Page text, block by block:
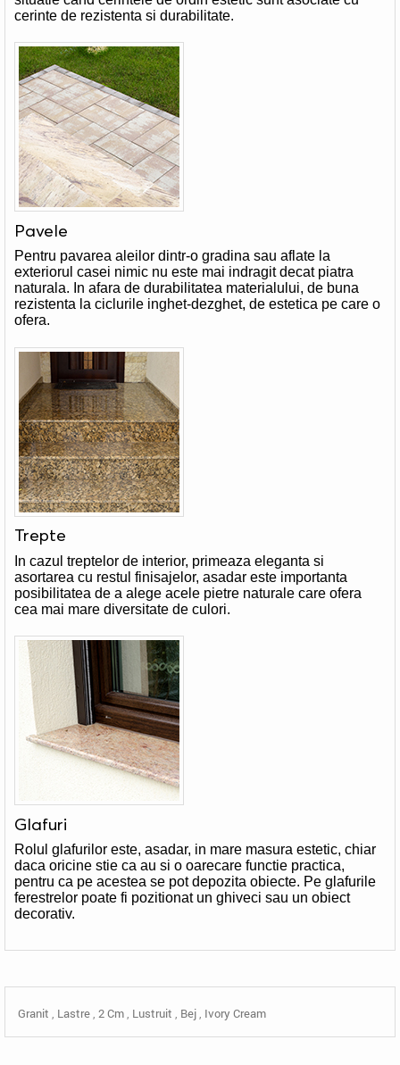
cerinte de rezistenta si durabilitate.
Pavele
Pentru pavarea aleilor dintr-o gradina sau aflate la
exteriorul casei nimic nu este mai indragit decat piatra
naturala. In afara de durabilitatea materialului, de buna
rezistenta la ciclurile inghet-dezghet, de estetica pe care o
ofera.
Trepte
In cazul treptelor de interior, primeaza eleganta si
asortarea cu restul finisajelor, asadar este importanta
posibilitatea de a alege acele pietre naturale care ofera
cea mai mare diversitate de culori.
Glafuri
Rolul glafurilor este, asadar, in mare masura estetic, chiar
daca oricine stie ca au si o oarecare functie practica,
pentru ca pe acestea se pot depozita obiecte. Pe glafurile
ferestrelor poate fi pozitionat un ghiveci sau un obiect
decorativ.
Granit , Lastre, 2 Cm, Lustruit , Bej, Ivory Cream